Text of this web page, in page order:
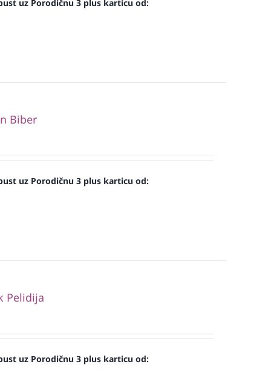
uz Porodičnu 3 plus karticu od:
Biber
uz Porodičnu 3 plus karticu od:
Pelidija
uz Porodičnu 3 plus karticu od: